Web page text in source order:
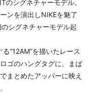
のシグネチャーモデル。
ンを演出しNIKEを魅了
シグネチャーモデル起
”12AM”を描いたレース
ゴのハングタグに、まば
まとめたアッパーに映え